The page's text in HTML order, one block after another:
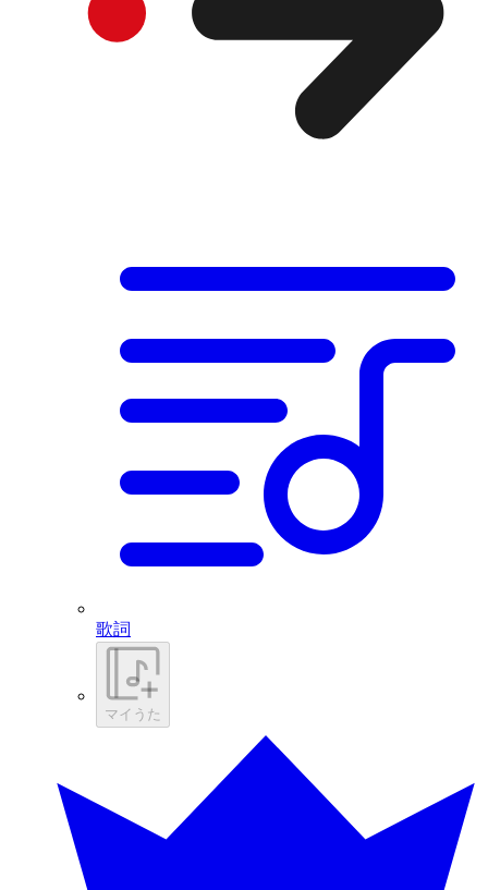
歌詞
マイうた